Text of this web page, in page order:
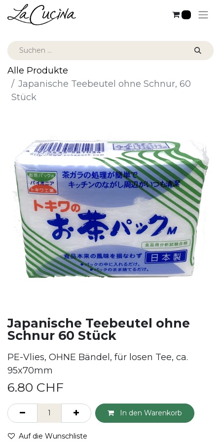
Alle Produkte
Japanische Teebeutel ohne Schnur, 60
Stück
Japanische Teebeutel ohne
Schnur 60 Stück
PE-Vlies, OHNE Bändel, für losen Tee, ca.
95x70mm
6.80 CHF
In den Warenkorb
Auf die Wunschliste